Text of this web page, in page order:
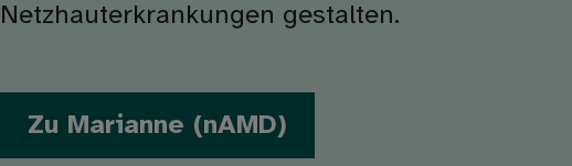
Netzhauterkrankungen gestalten.
Zu Marianne (nAMD)